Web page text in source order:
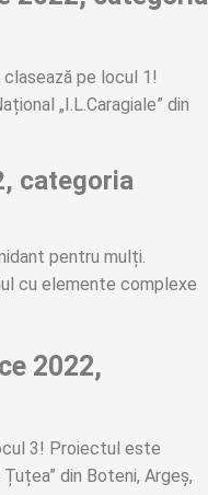
clasează pe locul 1!
„I.L.Caragiale” din
categoria
pentru mulți.
cu elemente complexe
2022,
3! Proiectul este
din Boteni, Argeș,